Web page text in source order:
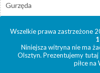
Gurzęda
Wszelkie prawa zastrzeżone
Niniejsza witryna nie ma
Olsztyn. Prezentujemy
piłce na